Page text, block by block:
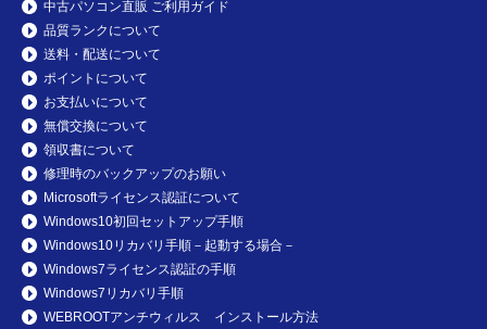
中古パソコン直販 ご利用ガイド
品質ランクについて
送料・配送について
ポイントについて
お支払いについて
無償交換について
領収書について
修理時のバックアップのお願い
Microsoftライセンス認証について
Windows10初回セットアップ手順
Windows10リカバリ手順－起動する場合－
Windows7ライセンス認証の手順
Windows7リカバリ手順
WEBROOTアンチウィルス インストール方法